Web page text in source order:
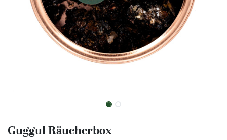
Guggul Räucherbox